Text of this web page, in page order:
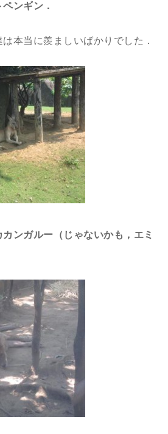
ンギン．
本当に羨ましいばかりでした．
ンガルー（じゃないかも，エミ